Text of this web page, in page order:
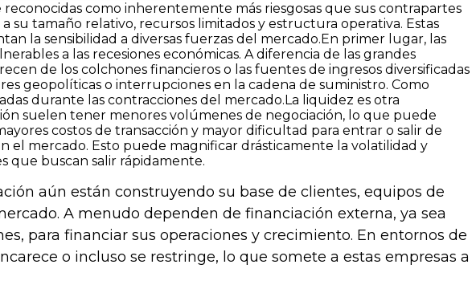
como inherentemente más riesgosas que sus contrapartes
su tamaño relativo, recursos limitados y estructura operativa. Estas
la sensibilidad a diversas fuerzas del mercado.En primer lugar, las
a las recesiones económicas. A diferencia de las grandes
de los colchones financieros o las fuentes de ingresos diversificadas
geopolíticas o interrupciones en la cadena de suministro. Como
durante las contracciones del mercado.La liquidez es otra
suelen tener menores volúmenes de negociación, lo que puede
costos de transacción y mayor dificultad para entrar o salir de
el mercado. Esto puede magnificar drásticamente la volatilidad y
que buscan salir rápidamente.
aún están construyendo su base de clientes, equipos de
A menudo dependen de financiación externa, ya sea
para financiar sus operaciones y crecimiento. En entornos de
o incluso se restringe, lo que somete a estas empresas a